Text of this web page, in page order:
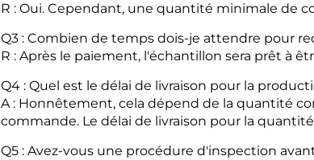
R : Oui. Cependant, une quantité minimale de
Q3 : Combien de temps dois-je attendre pour
R : Après le paiement, l'échantillon sera prêt à
Q4 : Quel est le délai de livraison pour la
A : Honnêtement, cela dépend de la quantité
commande. Le délai de livraison pour la
Q5 : Avez-vous une procédure d'inspection